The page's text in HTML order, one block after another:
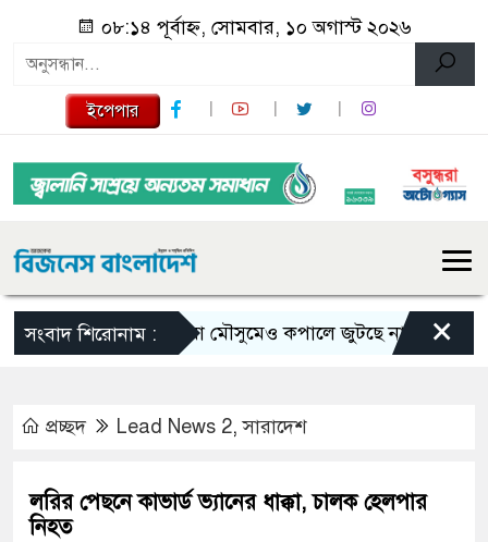
০৮:১৪ পূর্বাহ্ন, সোমবার, ১০ অগাস্ট ২০২৬
ইপেপার
সংবাদ শিরোনাম :ভরা মৌসুমেও কপালে জুটছে না ইলিশ, দাম বেশ
×
প্রচ্ছদ Lead News 2,সারাদেশ
লরির পেছনে কাভার্ড ভ্যানের ধাক্কা, চালক হেলপার
নিহত